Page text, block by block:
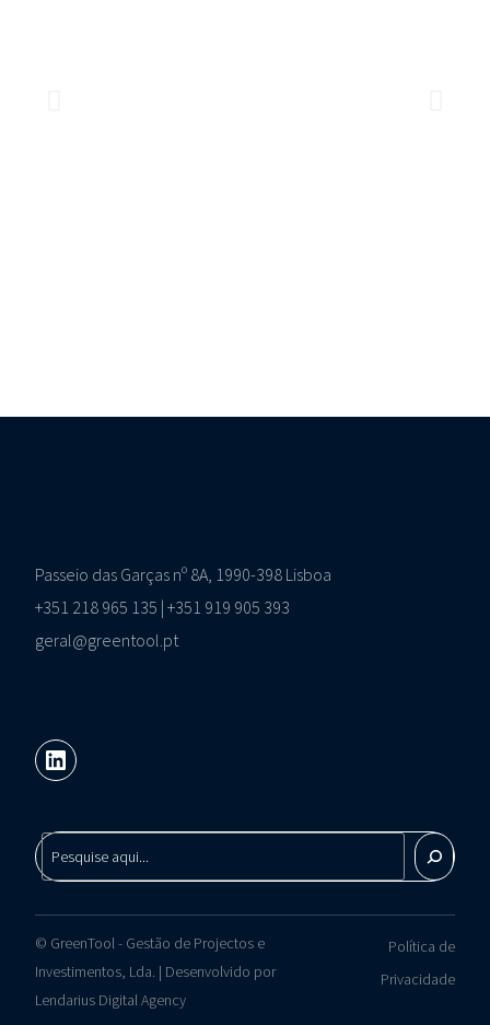
Passeio das Garças nº 8A, 1990-398 Lisboa
+351 218 965 135 | +351 919 905 393
geral@greentool.pt
© GreenTool - Gestão de Projectos e
Investimentos, Lda. | Desenvolvido por
Lendarius Digital Agency
Política de
Privacidade
Contactos